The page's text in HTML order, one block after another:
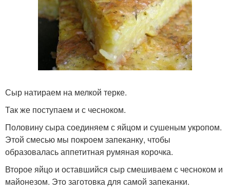
Сыр натираем на мелкой терке.
Так же поступаем и с чесноком.
Половину сыра соединяем с яйцом и сушеным укропом.
Этой смесью мы покроем запеканку, чтобы
образовалась аппетитная румяная корочка.
Второе яйцо и оставшийся сыр смешиваем с чесноком и
майонезом. Это заготовка для самой запеканки.